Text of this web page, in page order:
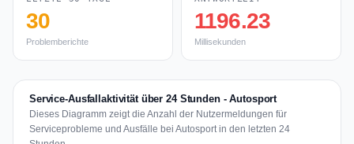
30
Problemberichte
1196.23
Millisekunden
Service-Ausfallaktivität über 24 Stunden - Autosport
Dieses Diagramm zeigt die Anzahl der Nutzermeldungen für
Serviceprobleme und Ausfälle bei Autosport in den letzten 24